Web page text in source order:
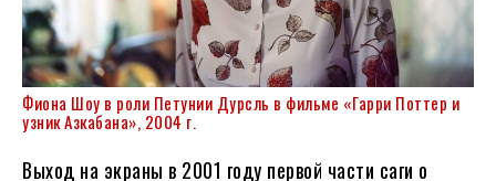
Фиона Шоу в роли Петунии Дурсль в фильме «Гарри Поттер и
узник Азкабана», 2004 г.
Выход на экраны в 2001 году первой части саги о